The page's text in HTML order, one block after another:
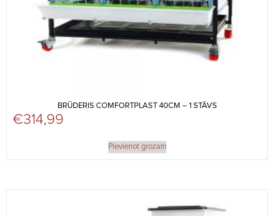
BRŪDERIS COMFORTPLAST 40CM – 1 STĀVS
€314,99
Pievienot grozam